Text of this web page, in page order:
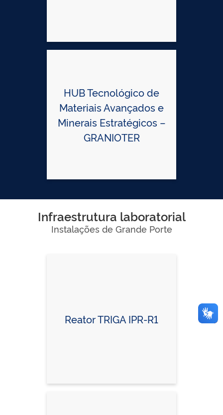
HUB Tecnológico de
Materiais Avançados e
Minerais Estratégicos –
GRANIOTER
Infraestrutura laboratorial
Instalações de Grande Porte
Reator TRIGA IPR-R1